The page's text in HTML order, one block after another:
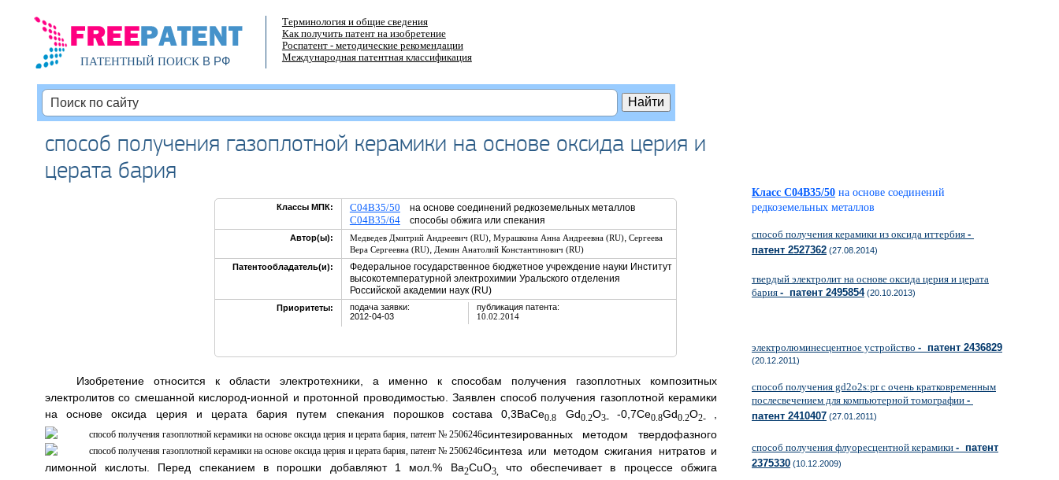
ПАТЕНТНЫЙ ПОИСКВ РФ
Терминология и общие сведения
Как получить патент на изобретение
Роспатент - методические рекомендации
Международная патентная классификация
способ получения газоплотной керамики на основе оксида церия и
церата бария
Классы МПК: C04B35/50 на основе соединений редкоземельных металлов
C04B35/64способы обжига или спекания
Автор(ы): Медведев Дмитрий Андреевич (RU), Мурашкина Анна Андреевна (RU), Сергеева
Вера Сергеевна (RU), Демин Анатолий Константинович (RU)
Патентообладатель(и):
Федеральное государственное бюджетное учреждение науки Институт
высокотемпературной электрохимии Уральского отделения
Российской академии наук (RU)
Приоритеты:
подача заявки:
2012-04-03
публикация патента:
10.02.2014
Изобретение относится к области электротехники, а именно к способам получения газоплотных композитных
электролитов со смешанной кислород-ионной и протонной проводимостью. Заявлен способ получения газоплотной керамики
на основе оксида церия и церата бария путем спекания порошков состава 0,3BaCe0.8 Gd0.2O3- -0,7Ce0.8Gd0.2O2-
синтезированных методом твердофазного
синтеза или методом сжигания нитратов и
лимонной кислоты. Перед спеканием в порошки добавляют 1 мол.% Ba2CuO3, что обеспечивает в процессе обжига
Класс C04B35/50 на основе соединений
редкоземельных металлов
способ получения керамики из оксида иттербия -
патент 2527362 (27.08.2014)
твердый электролит на основе оксида церия и церата
бария - патент 2495854(20.10.2013)
электролюминесцентное устройство - патент 2436829
(20.12.2011)
способ получения gd2o2s:pr с очень кратковременным
послесвечением для компьютерной томографии -
патент 2410407 (27.01.2011)
способ получения флуоресцентной керамики - патент
2375330 (10.12.2009)